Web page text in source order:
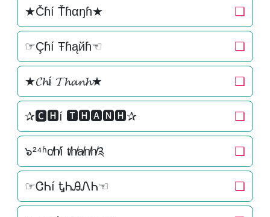
★Čɦí Ťɦαŋɦ★ ❏
☞Çɦí Ŧɦąйɦ☜ ❏
★𝓒𝓱í 𝓣𝓱𝓪𝓷𝓱★ ❏
✰🅲🅷í 🆃🅷🅰🅽🅷✰ ❏
๖²⁴ʱc̸h̸í t̸h̸a̸n̸h̸༉ ❏
☞ᏣᏂí ᎿᏂᎯᏁᏂ☜ ❏